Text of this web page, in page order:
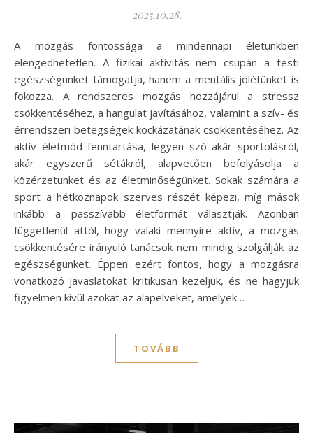
2025.10.28.
A mozgás fontossága a mindennapi életünkben
elengedhetetlen. A fizikai aktivitás nem csupán a testi
egészségünket támogatja, hanem a mentális jólétünket is
fokozza. A rendszeres mozgás hozzájárul a stressz
csökkentéséhez, a hangulat javításához, valamint a szív- és
érrendszeri betegségek kockázatának csökkentéséhez. Az
aktív életmód fenntartása, legyen szó akár sportolásról,
akár egyszerű sétákról, alapvetően befolyásolja a
közérzetünket és az életminőségünket. Sokak számára a
sport a hétköznapok szerves részét képezi, míg mások
inkább a passzívabb életformát választják. Azonban
függetlenül attól, hogy valaki mennyire aktív, a mozgás
csökkentésére irányuló tanácsok nem mindig szolgálják az
egészségünket. Éppen ezért fontos, hogy a mozgásra
vonatkozó javaslatokat kritikusan kezeljük, és ne hagyjuk
figyelmen kívül azokat az alapelveket, amelyek…
TOVÁBB